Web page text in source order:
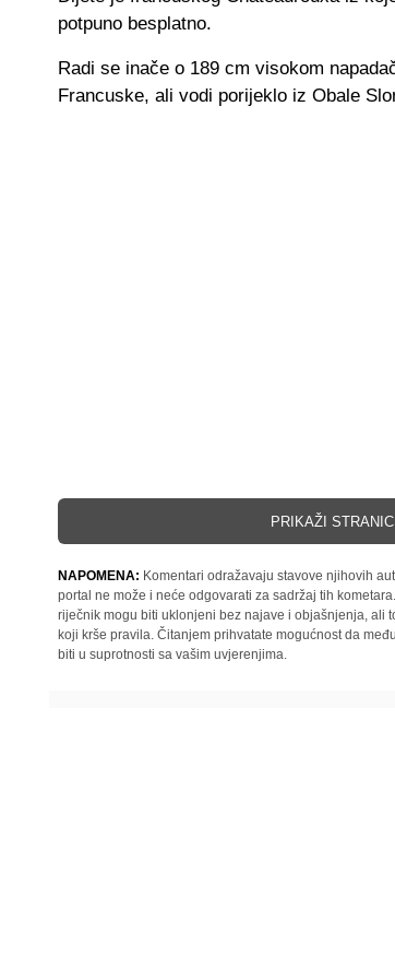
potpuno besplatno.
Radi se inače o 189 cm visokom
Francuske, ali vodi porijeklo iz Obale
PRIKAŽI
NAPOMENA: Komentari odražavaju stavove njihovih
portal ne može i neće odgovarati za sadržaj tih
riječnik mogu biti uklonjeni bez najave i objašnjenja, ali
koji krše pravila. Čitanjem prihvatate mogućnost da
biti u suprotnosti sa vašim uvjerenjima.